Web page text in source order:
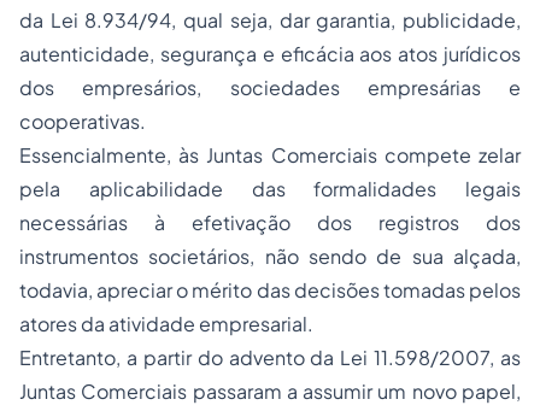
da Lei 8.934/94, qual seja, dar garantia, publicidade,
autenticidade, segurança e eficácia aos atos jurídicos
dos empresários, sociedadesempresárias e
cooperativas.
Essencialmente, às Juntas Comerciais compete zelar
pela aplicabilidade das formalidades legais
necessárias à efetivação dos registros dos
instrumentos societários, não sendo de sua alçada,
todavia, apreciar o mérito das decisões tomadas pelos
atores da atividade empresarial.
Entretanto, a partir do advento da Lei 11.598/2007, as
Juntas Comerciais passaram a assumir um novo papel,